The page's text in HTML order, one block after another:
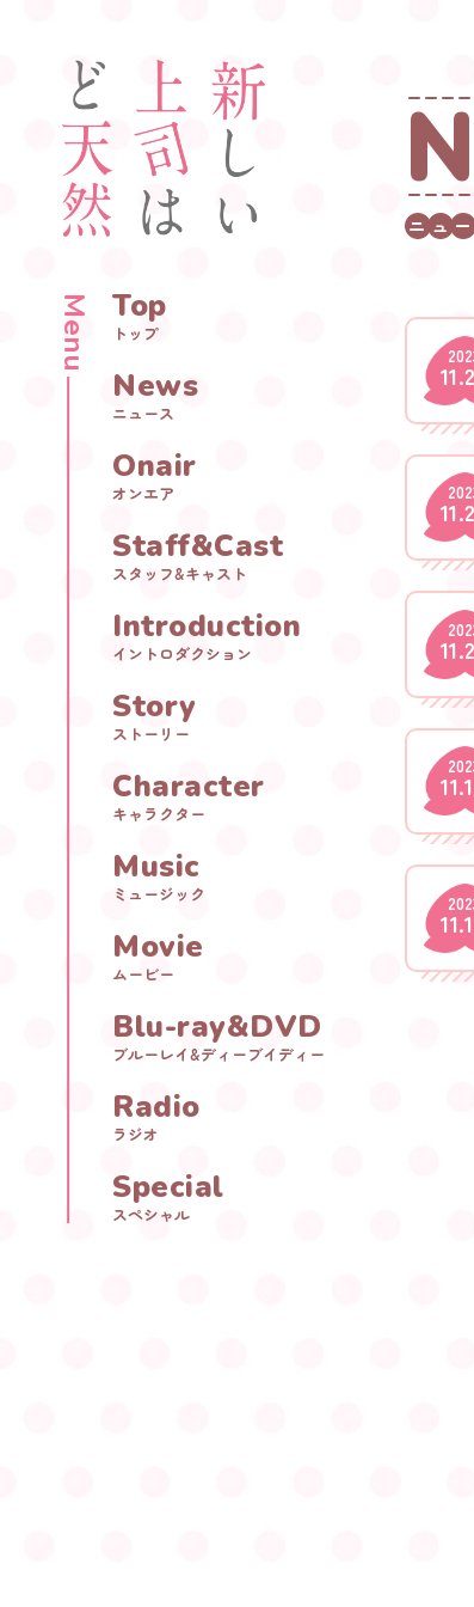
Menu Top
トップ
News
ニュース
Onair
オンエア
Staff&Cast
スタッフ&キャスト
Introduction
イントロダクション
Story
ストーリー
Character
キャラクター
Music
ミュージック
Movie
ムービー
Blu-ray&DVD
ブルーレイ&ディーブイディー
Radio
ラジオ
Special
スペシャル
N
ニ ュ ー